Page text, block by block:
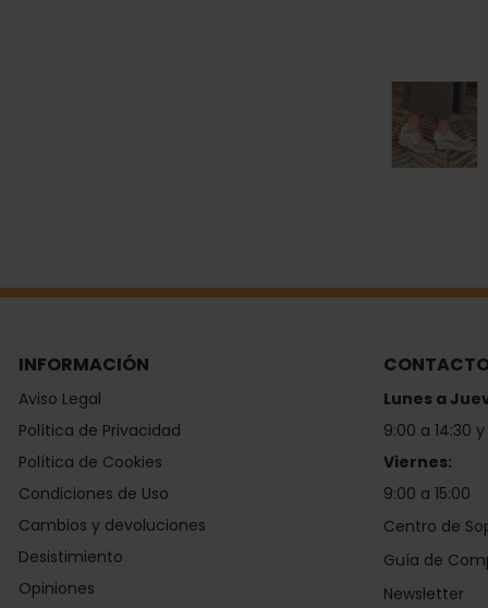
INFORMACIÓN
Aviso Legal
Política de Privacidad
Política de Cookies
Condiciones de Uso
Cambios y devoluciones
Desistimiento
Opiniones
Lunes a
9:00 a 14:30
Viernes:
9:00 a 15:00
Centro de
Guía de
Newsletter